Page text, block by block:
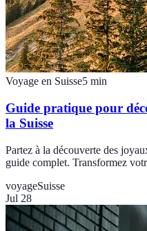
Voyage en Suisse5 min
Guide pratique pour
la Suisse
Partez à la découverte des
guide complet. Transformez
voyageSuisse
Jul 28